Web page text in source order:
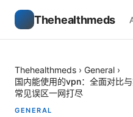
Thehealthmeds
Thehealthmeds › General ›
国内能使用的vpn：全面对比
常见误区一网打尽
GENERAL